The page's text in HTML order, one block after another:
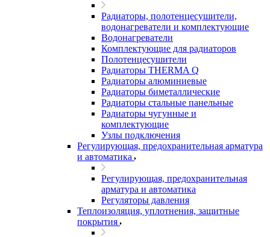
Радиаторы, полотенцесушители,
водонагреватели и комплектующие
Водонагреватели
Комплектующие для радиаторов
Полотенцесушители
Радиаторы THERMA Q
Радиаторы алюминиевые
Радиаторы биметаллические
Радиаторы стальные панельные
Радиаторы чугунные и
комплектующие
Узлы подключения
Регулирующая, предохранительная арматура
и автоматика
Регулирующая, предохранительная
арматура и автоматика
Регуляторы давления
Теплоизоляция, уплотнения, защитные
покрытия